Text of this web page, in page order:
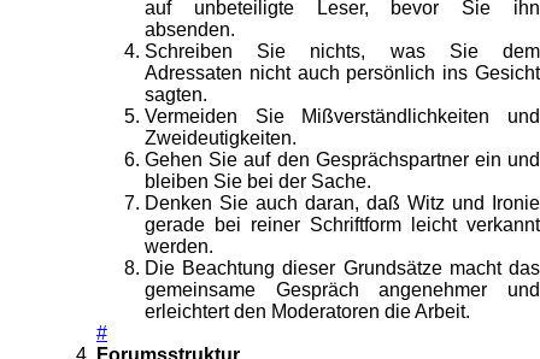
auf unbeteiligte Leser, bevor Sie ihn
absenden.
Schreiben Sie nichts, was Sie dem
Adressaten nicht auch persönlich ins Gesicht
sagten.
Vermeiden Sie Mißverständlichkeiten und
Zweideutigkeiten.
Gehen Sie auf den Gesprächspartner ein und
bleiben Sie bei der Sache.
Denken Sie auch daran, daß Witz und Ironie
gerade bei reiner Schriftform leicht verkannt
werden.
Die Beachtung dieser Grundsätze macht das
gemeinsame Gespräch angenehmer und
erleichtert den Moderatoren die Arbeit.
#